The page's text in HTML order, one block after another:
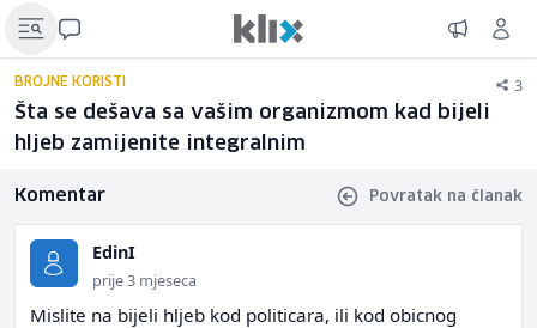
BROJNE KORISTI 3
Šta se dešava sa vašim organizmom kad bijeli
hljeb zamijenite integralnim
Komentar Povratak na članak
EdinI
prije 3 mjeseca
Mislite na bijeli hljeb kod politicara, ili kod obicnog